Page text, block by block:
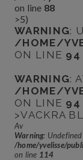
on line 88
>5)
WARNING:
/HOME/
ON LINE 94
WARNING:
/HOME/
ON LINE 94
>VACKRA
Av
Warning:
/home/yvelisse/
on line 114